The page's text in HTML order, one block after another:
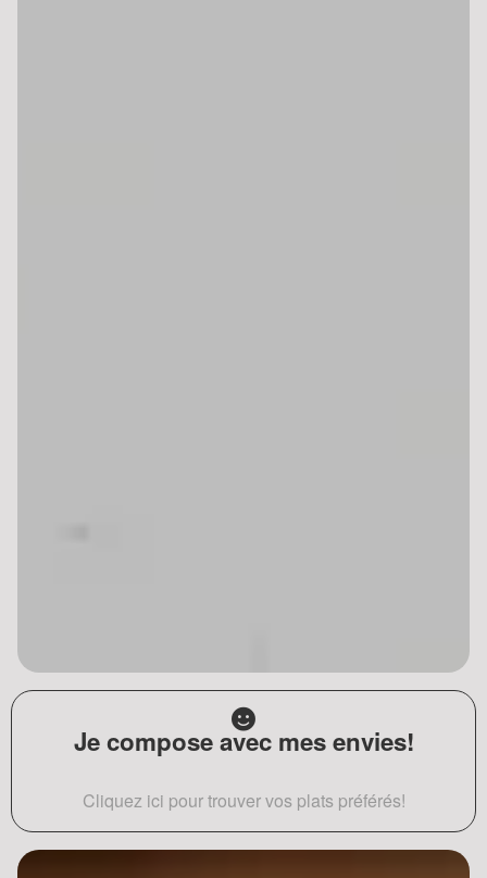
Je compose avec mes envies!
Cliquez ici pour trouver vos plats préférés!